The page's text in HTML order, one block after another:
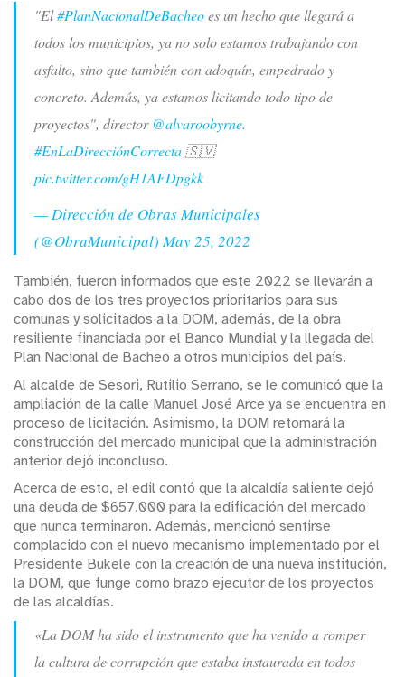
"El#PlanNacionalDeBacheoes un hecho que llegará a
todos los municipios, ya no solo estamos trabajando con
asfalto, sino que también con adoquín, empedrado y
concreto. Además, ya estamos licitando todo tipo de
proyectos", director @alvaroobyrne.
#EnLaDirecciónCorrecta🇸🇻
pic.twitter.com/gH1AFDpgkk
— Dirección de Obras Municipales
(@ObraMunicipal)May 25, 2022
También, fueron informados que este 2022 se llevarán a
cabo dos de los tres proyectos prioritarios para sus
comunas y solicitados a la DOM, además, de la obra
resiliente financiada por el Banco Mundial y la llegada del
Plan Nacional de Bacheo a otros municipios del país.
Al alcalde de Sesori, Rutilio Serrano, se le comunicó que la
ampliación de la calle Manuel José Arce ya se encuentra en
proceso de licitación. Asimismo, la DOM retomará la
construcción del mercado municipal que la administración
anterior dejó inconcluso.
Acerca de esto, el edil contó que la alcaldía saliente dejó
una deuda de $657.000 para la edificación del mercado
que nunca terminaron. Además, mencionó sentirse
complacido con el nuevo mecanismo implementado por el
Presidente Bukele con la creación de una nueva institución,
la DOM, que funge como brazo ejecutor de los proyectos
de las alcaldías.
«La DOM ha sido el instrumento que ha venido a romper
la cultura de corrupción que estaba instaurada en todos